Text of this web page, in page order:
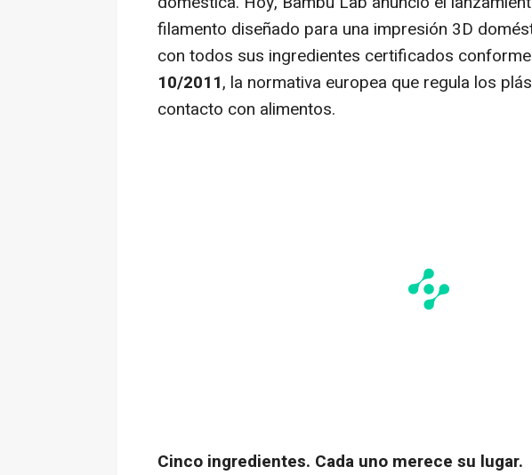
filamento diseñado para una impresión 3D
con todos sus ingredientes certificados
10/2011, la normativa europea que regula los
contacto con alimentos.
Cinco ingredientes. Cada uno merece su lugar.